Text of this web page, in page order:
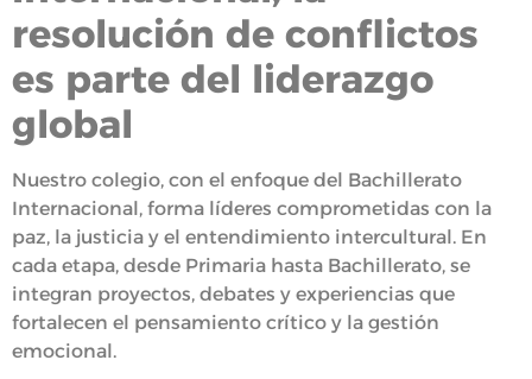
resolución de conflictos
es parte del liderazgo
global
Nuestro colegio, con el enfoque del Bachillerato
Internacional, forma líderes comprometidas con la
paz, la justicia y el entendimiento intercultural. En
cada etapa, desde Primaria hasta Bachillerato, se
integran proyectos, debates y experiencias que
fortalecen el pensamiento crítico y la gestión
emocional.